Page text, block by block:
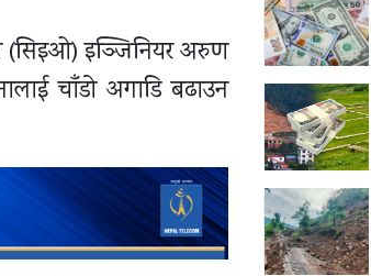
(सिइओ) इञ्जिनियर अरुण
चाँडो अगाडि बढाउन